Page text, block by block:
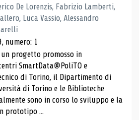
De Lorenzis, Fabrizio Lamberti,
Luca Vassio, Alessandro
numero: 1
un progetto promosso in
SmartData@PoliTO e
di Torino, il Dipartimento di
di Torino e le Biblioteche
sono in corso lo sviluppo e la
prototipo ...